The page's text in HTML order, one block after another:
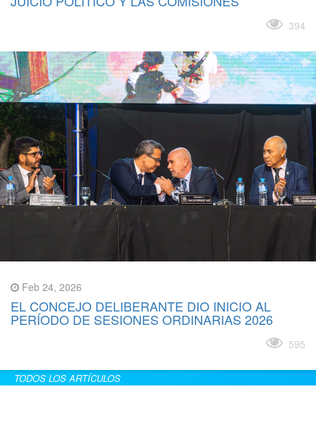
394
Feb 24, 2026
EL CONCEJO DELIBERANTE DIO INICIO AL
PERÍODO DE SESIONES ORDINARIAS 2026
595
TODOS LOS ARTÍCULOS